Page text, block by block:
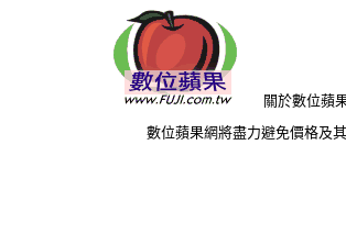
關於數位蘋
數位蘋果網將盡力避免價格及